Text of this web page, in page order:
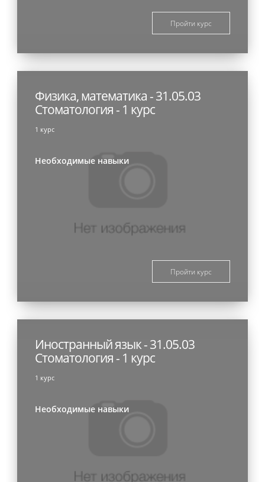
Пройти курс
Физика, математика - 31.05.03
Стоматология - 1 курс
1 курс
Необходимые навыки
Пройти курс
Иностранный язык - 31.05.03
Стоматология - 1 курс
1 курс
Необходимые навыки